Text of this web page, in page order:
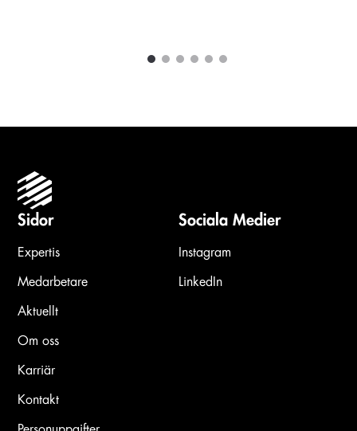
1 2 3 4 5 6
Sidor
Expertis
Medarbetare
Aktuellt
Om oss
Karriär
Kontakt
Sociala Medier
Instagram
LinkedIn